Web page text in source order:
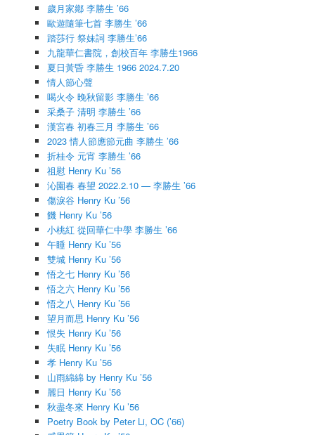
歲月家鄕 李勝生 ’66
歐遊隨筆七首 李勝生 ’66
踏莎行 祭妹詞 李勝生’66
九龍華仁書院，創校百年 李勝生1966
夏日黃昏 李勝生 1966 2024.7.20
情人節心聲
喝火令 晚秋留影 李勝生 ’66
采桑子 清明 李勝生 ’66
漢宮春 初春三月 李勝生 ’66
2023 情人節應節元曲 李勝生 ’66
折桂令 元宵 李勝生 ’66
祖慰 Henry Ku ’56
沁園春 春望 2022.2.10 — 李勝生 ’66
傷淚谷 Henry Ku ’56
饑 Henry Ku ’56
小桃紅 從回華仁中學 李勝生 ’66
午睡 Henry Ku ’56
雙城 Henry Ku ’56
悟之七 Henry Ku ’56
悟之六 Henry Ku ’56
悟之八 Henry Ku ’56
望月而思 Henry Ku ’56
恨失 Henry Ku ’56
失眠 Henry Ku ’56
孝 Henry Ku ’56
山雨綿綿 by Henry Ku ’56
麗日 Henry Ku ’56
秋盡冬來 Henry Ku ’56
Poetry Book by Peter Li, OC (’66)